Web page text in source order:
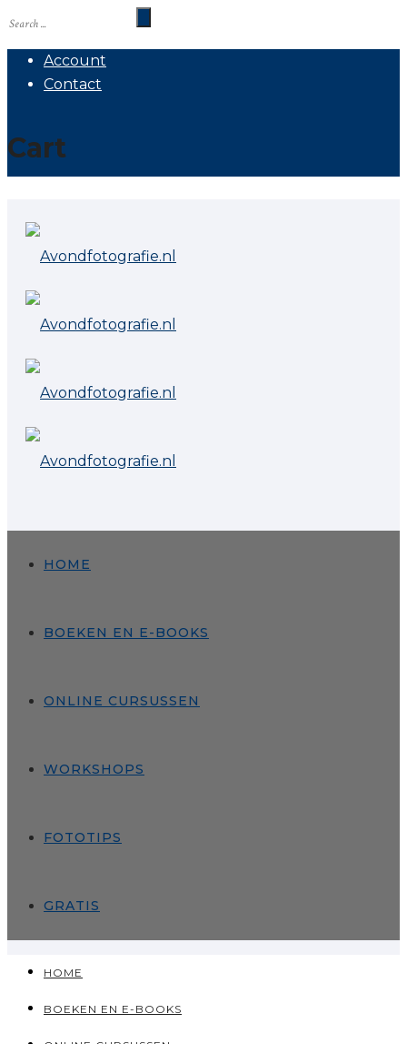
Account
Contact
Cart
HOME
BOEKEN EN E-BOOKS
ONLINE CURSUSSEN
WORKSHOPS
FOTOTIPS
GRATIS
HOME
BOEKEN EN E-BOOKS